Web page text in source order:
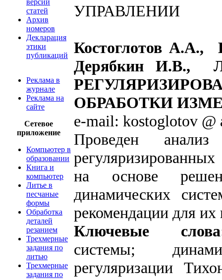
версий
статей
Архив
номеров
Декларация
этики
публикаций
Реклама в
журнале
Реклама на
сайте
Сетевое
приложение
Компьютер в
образовании
Книга и
компьютер
Литье в
песчаные
формы
Обработка
деталей
резанием
Трехмерные
задания по
литью
Трехмерные
задания по
УПРАВЛЕНИИ
Костоглотов
Дерябкин И.В.,
ОБРАБОТКИ
e-mail: kostoglotov @
Проведен анализ
на основе
динамических
рекомендации для их
Ключевые
системы;
регуляризации